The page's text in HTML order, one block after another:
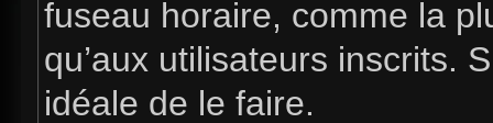
fuseau horaire, comme la
qu’aux utilisateurs inscrits.
idéale de le faire.